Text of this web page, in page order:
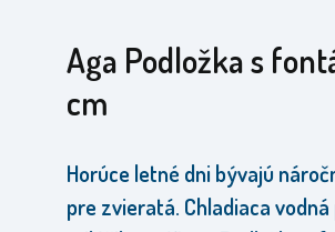
Aga Podložka s
cm
Horúce letné dni bývajú
pre zvieratá. Chladiaca